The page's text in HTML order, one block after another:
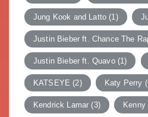
Jung Kook and Latto (1)
Justin Bieber ft. Chance The
Justin Bieber ft. Quavo(1)
KATSEYE (2) Katy Perry
Kendrick Lamar (3) Kenny